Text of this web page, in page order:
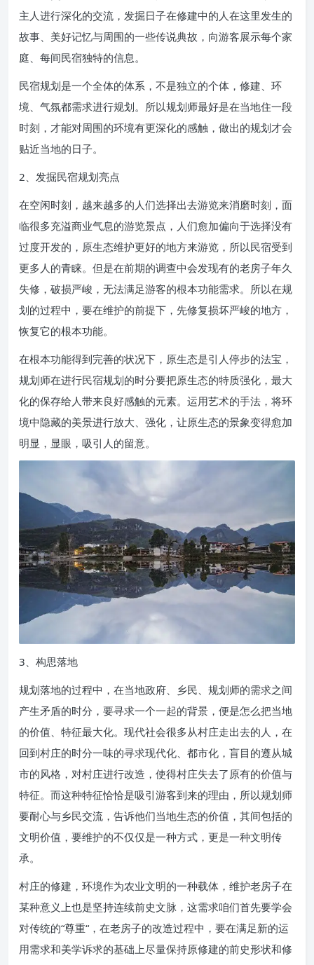
主人进行深化的交流，发掘日子在修建中的人在这里发生的
故事、美好记忆与周围的一些传说典故，向游客展示每个家
庭、每间民宿独特的信息。
民宿规划是一个全体的体系，不是独立的个体，修建、环
境、气氛都需求进行规划。所以规划师最好是在当地住一段
时刻，才能对周围的环境有更深化的感触，做出的规划才会
贴近当地的日子。
2、发掘民宿规划亮点
在空闲时刻，越来越多的人们选择出去游览来消磨时刻，面
临很多充溢商业气息的游览景点，人们愈加偏向于选择没有
过度开发的，原生态维护更好的地方来游览，所以民宿受到
更多人的青睐。但是在前期的调查中会发现有的老房子年久
失修，破损严峻，无法满足游客的根本功能需求。所以在规
划的过程中，要在维护的前提下，先修复损坏严峻的地方，
恢复它的根本功能。
在根本功能得到完善的状况下，原生态是引人停步的法宝，
规划师在进行民宿规划的时分要把原生态的特质强化，最大
化的保存给人带来良好感触的元素。运用艺术的手法，将环
境中隐藏的美景进行放大、强化，让原生态的景象变得愈加
明显，显眼，吸引人的留意。
3、构思落地
规划落地的过程中，在当地政府、乡民、规划师的需求之间
产生矛盾的时分，要寻求一个一起的背景，便是怎么把当地
的价值、特征最大化。现代社会很多从村庄走出去的人，在
回到村庄的时分一味的寻求现代化、都市化，盲目的遵从城
市的风格，对村庄进行改造，使得村庄失去了原有的价值与
特征。而这种特征恰恰是吸引游客到来的理由，所以规划师
要耐心与乡民交流，告诉他们当地生态的价值，其间包括的
文明价值，要维护的不仅仅是一种方式，更是一种文明传
承。
村庄的修建，环境作为农业文明的一种载体，维护老房子在
某种意义上也是坚持连续前史文脉，这需求咱们首先要学会
对传统的“尊重“，在老房子的改造过程中，要在满足新的运
用需求和美学诉求的基础上尽量保持原修建的前史形状和修